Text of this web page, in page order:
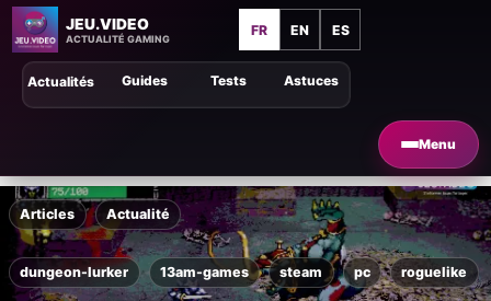
JEU.VIDEO
ACTUALITÉ GAMING
FR EN ES
Menu
Astuces
Guides Tests
Actualités
Articles Actualité
dungeon-lurker 13am-games steam pc roguelike